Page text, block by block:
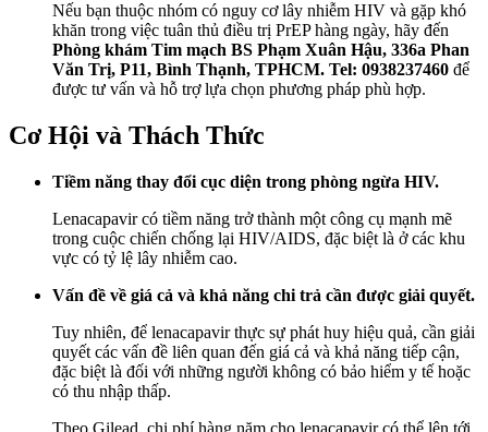
Nếu bạn thuộc nhóm có nguy cơ lây nhiễm HIV và gặp khó
khăn trong việc tuân thủ điều trị PrEP hàng ngày, hãy đến
Phòng khám Tim mạch BS Phạm Xuân Hậu, 336a Phan
Văn Trị, P11, Bình Thạnh, TPHCM. Tel: 0938237460 để
được tư vấn và hỗ trợ lựa chọn phương pháp phù hợp.
Cơ Hội và Thách Thức
Tiềm năng thay đổi cục diện trong phòng ngừa HIV.
Lenacapavir có tiềm năng trở thành một công cụ mạnh mẽ
trong cuộc chiến chống lại HIV/AIDS, đặc biệt là ở các khu
vực có tỷ lệ lây nhiễm cao.
Vấn đề về giá cả và khả năng chi trả cần được giải quyết.
Tuy nhiên, để lenacapavir thực sự phát huy hiệu quả, cần giải
quyết các vấn đề liên quan đến giá cả và khả năng tiếp cận,
đặc biệt là đối với những người không có bảo hiểm y tế hoặc
có thu nhập thấp.